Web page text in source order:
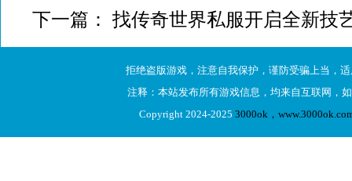
下一篇： 找传奇世界私服开启全新技
拒绝盗版游戏，注意自我保护，谨防受骗上当，
注释：本站发布所有游戏信息，均来自互联网，
Copyright 2024-2025 3000ok，